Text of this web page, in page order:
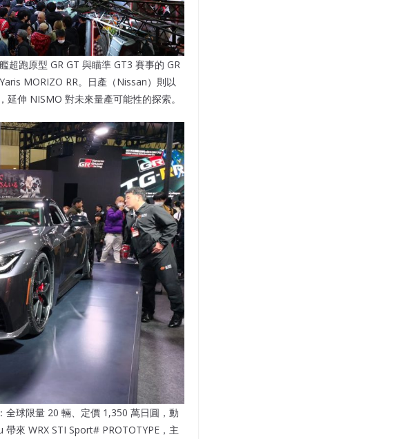
跑原型 GR GT 與瞄準 GT3 賽事的 GR
MORIZO RR。日產（Nissan）則以
伸 NISMO 對未來量產可能性的探索。
全球限量 20 輛、定價 1,350 萬日圓，動
來 WRX STI Sport# PROTOTYPE，主